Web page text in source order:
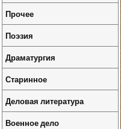
Прочее
Поэзия
Драматургия
Старинное
Деловая литература
Военное дело